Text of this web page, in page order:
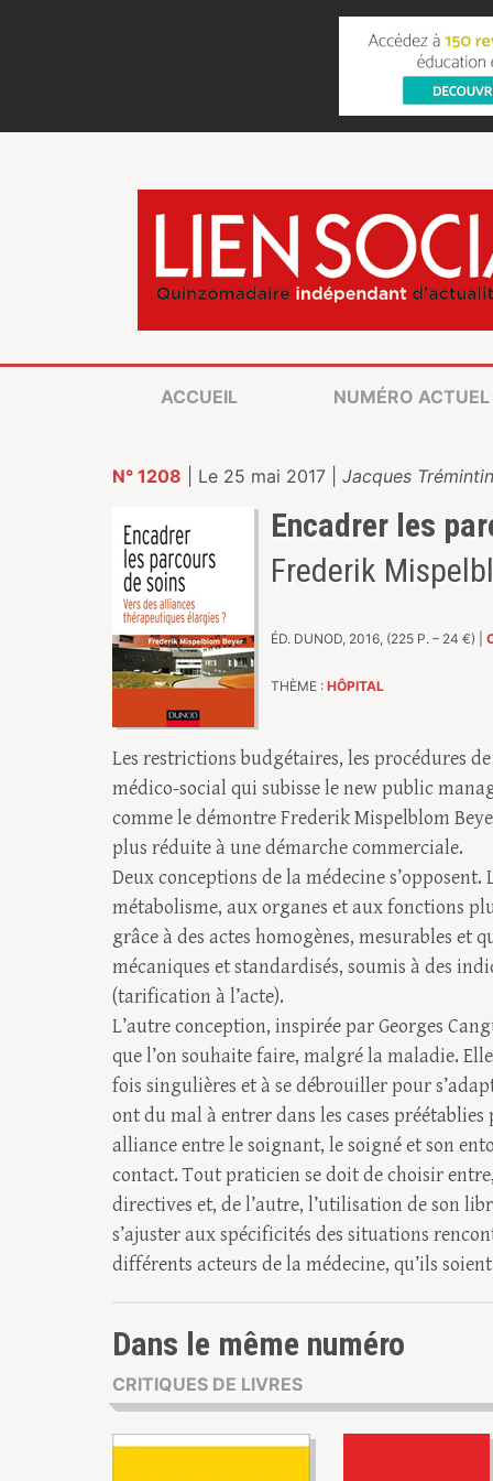
ACCUEIL NUMÉRO ACTUEL
N° 1208 | Le 25 mai 2017 | Jacques Trémintin
Encadrer les
Frederik
ÉD. DUNOD, 2016, (225 P. – 24 €) |
THÈME : HÔPITAL
Les restrictions budgétaires, les procédures
médico-social qui subisse le new public
comme le démontre Frederik Mispelblom
plus réduite à une démarche commerciale.
Deux conceptions de la médecine
métabolisme, aux organes et aux fonctions
grâce à des actes homogènes, mesurables et
mécaniques et standardisés, soumis à des
(tarification à l’acte).
L’autre conception, inspirée par Georges
que l’on souhaite faire, malgré la maladie.
fois singulières et à se débrouiller pour
ont du mal à entrer dans les cases
alliance entre le soignant, le soigné et son
contact. Tout praticien se doit de choisir
directives et, de l’autre, l’utilisation de son
s’ajuster aux spécificités des situations
différents acteurs de la médecine, qu’ils
Dans le même numéro
CRITIQUES DE LIVRES